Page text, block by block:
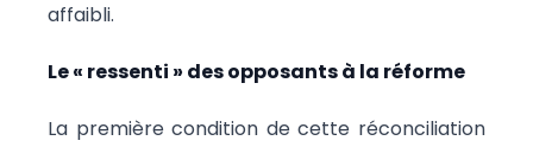
affaibli.
Le « ressenti » des opposants à la réforme
La première condition de cette réconciliation